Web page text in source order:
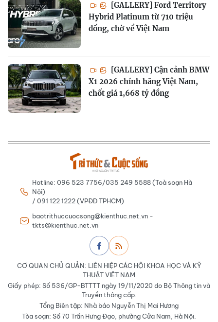
[GALLERY] Ford Territory
Hybrid Platinum từ 710 triệu
đồng, chờ về Việt Nam
[GALLERY] Cận cảnh BMW
X1 2026 chính hãng Việt Nam,
chốt giá 1,668 tỷ đồng
Hotline: 096 523 7756/035 249 5588 (Toà soạn Hà
Nội)
/ 091 122 1222 (VPĐD TPHCM)
baotrithuccuocsong@kienthuc.net.vn -
tkts@kienthuc.net.vn
CƠ QUAN CHỦ QUẢN: LIÊN HIỆP CÁC HỘI KHOA HỌC VÀ KỸ
THUẬT VIỆT NAM
Giấy phép: Số 536/GP-BTTTT ngày 19/11/2020 do Bộ Thông tin và
Truyền thông cấp.
Tổng Biên tập: Nhà báo Nguyễn Thị Mai Hương
Tòa soạn: Số 70 Trần Hưng Đạo, phường Cửa Nam, Hà Nội.